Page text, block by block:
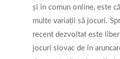
și în comun online, este
multe variații să jocuri.
recent dezvoltat este
jocuri slovac de în